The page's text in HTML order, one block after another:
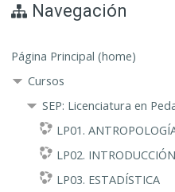
Navegación
Página Principal (home)
Cursos
SEP: Licenciatura en
LP01.
LP02.
LP03. ESTADÍSTICA